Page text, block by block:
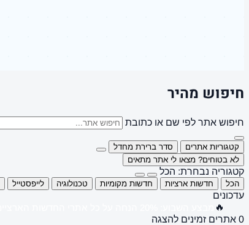
חיפוש מהיר
חיפוש אתר לפי שם או כתובת
קטגוריות אתרים
סדר ברירת מחדל
לא בטוחים? מצאו לי אתר מתאים
קטגוריה נבחרת: הכל
הכל חדשות ארציות חדשות מקומיות טכנולוגיה לייפסטייל
עדכונים
🔥
0 אתרים זמינים להצגה